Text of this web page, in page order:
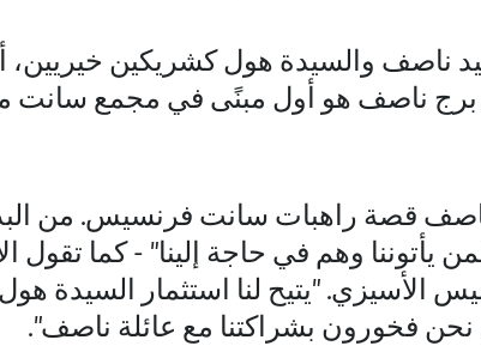
ناصف والسيدة هول كشريكين خيريين،
ناصف هو أول مبنًى في مجمع سانت
قصة راهبات سانت فرنسيس. من
يأتوننا وهم في حاجة إلينا" - كما
الأسيزي. "يتيح لنا استثمار السيدة
نحن فخورون بشراكتنا مع عائلة ناصف".